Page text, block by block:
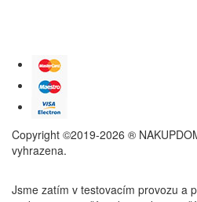
Copyright ©2019-2026 ®
vyhrazena.
Jsme zatím v testovacím provozu a